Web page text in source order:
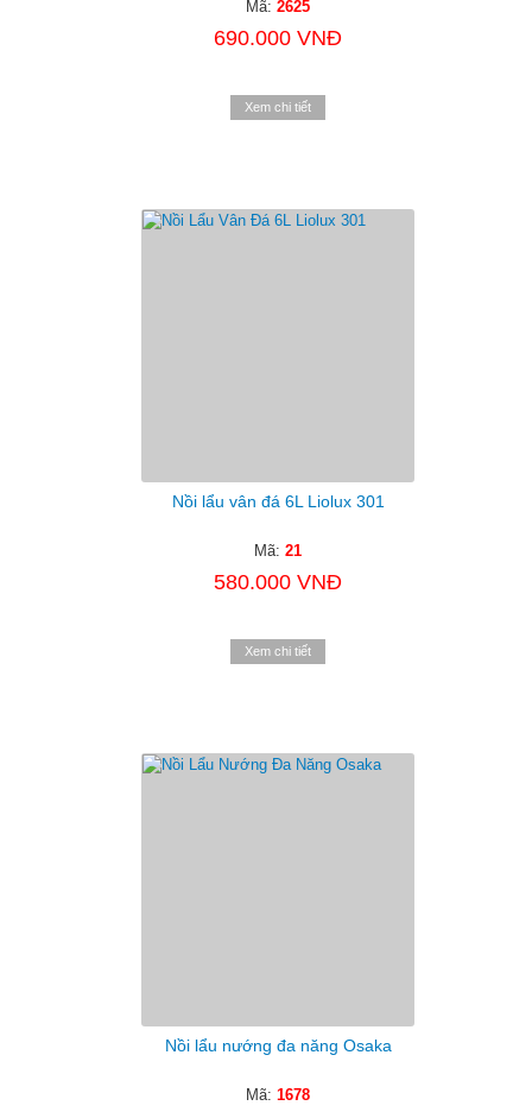
Mã: 2625
690.000 VNĐ
Xem chi tiết
Nồi lẩu vân đá 6L Liolux 301
Mã: 21
580.000 VNĐ
Xem chi tiết
Nồi lẩu nướng đa năng Osaka
Mã: 1678